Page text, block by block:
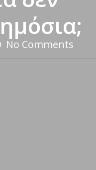
No Comments